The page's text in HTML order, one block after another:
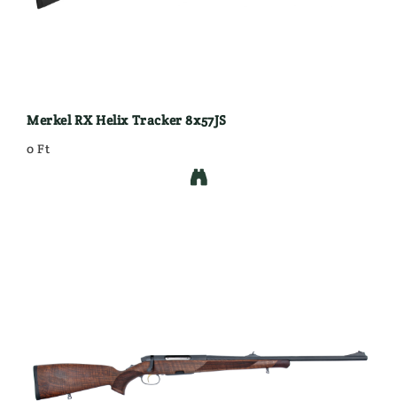
Merkel RX Helix Tracker 8x57JS
0 Ft
